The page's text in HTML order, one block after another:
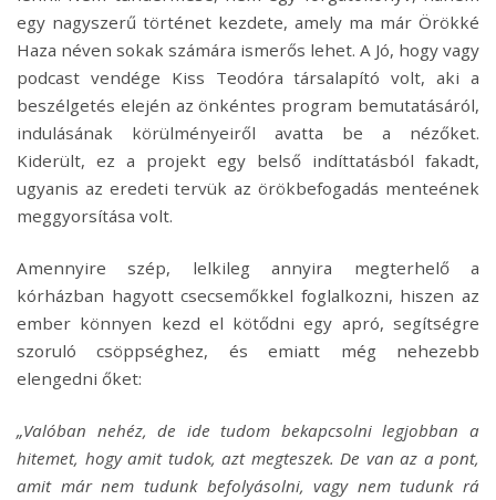
egy nagyszerű történet kezdete, amely ma már Örökké
Haza néven sokak számára ismerős lehet. A Jó, hogy vagy
podcast vendége Kiss Teodóra társalapító volt, aki a
beszélgetés elején az önkéntes program bemutatásáról,
indulásának körülményeiről avatta be a nézőket.
Kiderült, ez a projekt egy belső indíttatásból fakadt,
ugyanis az eredeti tervük az örökbefogadás menteének
meggyorsítása volt.
Amennyire szép, lelkileg annyira megterhelő a
kórházban hagyott csecsemőkkel foglalkozni, hiszen az
ember könnyen kezd el kötődni egy apró, segítségre
szoruló csöppséghez, és emiatt még nehezebb
elengedni őket:
„Valóban nehéz, de ide tudom bekapcsolni legjobban a
hitemet, hogy amit tudok, azt megteszek. De van az a pont,
amit már nem tudunk befolyásolni, vagy nem tudunk rá